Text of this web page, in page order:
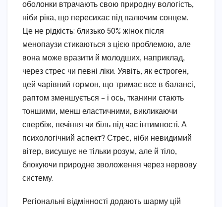
оболонки втрачають свою природну вологість,
ніби ріка, що пересихає під палючим сонцем.
Це не рідкість: близько 50% жінок після
менопаузи стикаються з цією проблемою, але
вона може вразити й молодших, наприклад,
через стрес чи певні ліки. Уявіть, як естроген,
цей чарівний гормон, що тримає все в балансі,
раптом зменшується – і ось, тканини стають
тоншими, менш еластичними, викликаючи
свербіж, печіння чи біль під час інтимності. А
психологічний аспект? Стрес, ніби невидимий
вітер, висушує не тільки розум, але й тіло,
блокуючи природне зволоження через нервову
систему.
Регіональні відмінності додають шарму цій